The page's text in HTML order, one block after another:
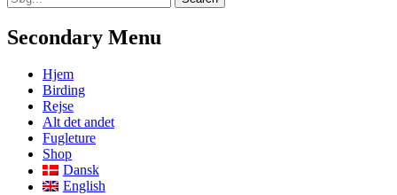
for:
Secondary Menu
Skip
content
Hjem
Birding
Rejse
Alt det andet
Fugleture
Shop
Dansk
English